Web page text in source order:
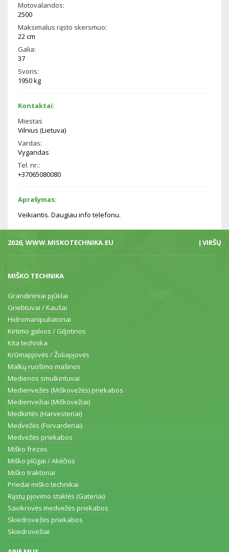
Motovalandos:
2500
Maksimalus rąsto skersmuo:
22 cm
Galia:
37
Svoris:
1950 kg
Kontaktai:
Miestas
Vilnius (Lietuva)
Vardas:
Vygandas
Tel. nr.:
+37065080080
Aprašymas:
Veikiantis. Daugiau info telefonu.
2026, WWW.MISKOTECHNIKA.EU Į VIRŠŲ
MIŠKO TECHNIKA
Grandininiai pjūklai
Griebtuvai / Kaušai
Hidromanipuliatoriai
Kirtimo galvos / Giljotinos
Kita technika
Krūmapjovės / Žoliapjovės
Malkų ruošimo mašinos
Medienos smulkintuvai
Medienvežės (Miškovežės) priekabos
Medienvežiai (Miškovežiai)
Medkirtės (Harvesteriai)
Medvežės (Forvarderiai)
Medvežės priekabos
Miško frezos
Miško plūgai / Akėčios
Miško traktoriai
Priedai miško technikai
Rąstų pjovimo staklės (Gateriai)
Savikrovės medvežės priekabos
Skiedrovežės priekabos
Skiedrovežiai